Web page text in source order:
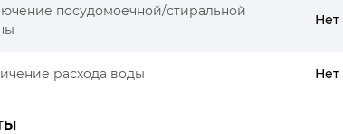
посудомоечной/стиральной
Нет
расхода воды Нет